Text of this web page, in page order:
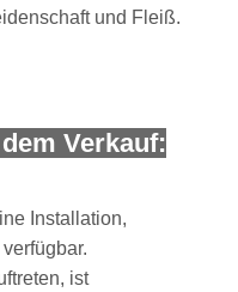
und Fleiß.
Verkauf:
Installation,
ist